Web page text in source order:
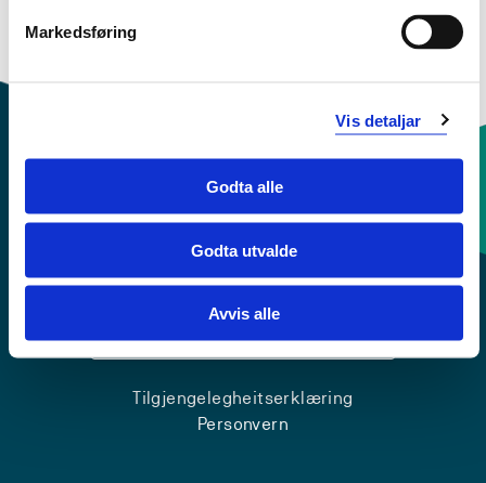
Markedsføring
Vis detaljar
Godta alle
Godta utvalde
Avvis alle
Underviser i
Krise- og beredskapsnummer
Tilgjengelegheitserklæring
Personvern